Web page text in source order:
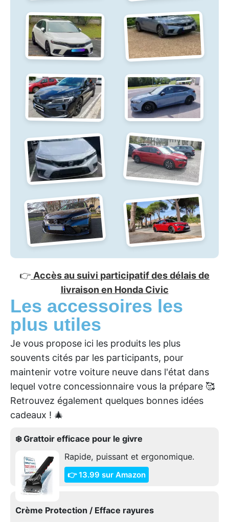
👉 Accès au suivi participatif des délais de
livraison en Honda Civic
Les accessoires les
plus utiles
Je vous propose ici les produits les plus
souvents cités par les participants, pour
maintenir votre voiture neuve dans l'état dans
lequel votre concessionnaire vous la prépare 🥰
Retrouvez également quelques bonnes idées
cadeaux ! 🎄
❄️ Grattoir efficace pour le givre
Rapide, puissant et ergonomique.
👉 13.99 sur Amazon
Crème Protection / Efface rayures